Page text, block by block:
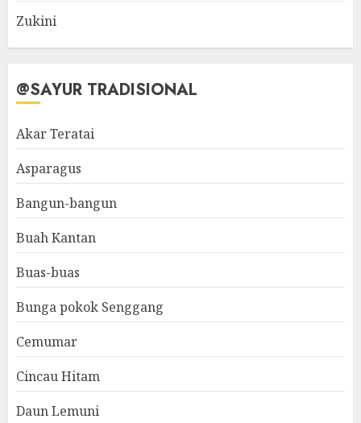
Zukini
@SAYUR TRADISIONAL
Akar Teratai
Asparagus
Bangun-bangun
Buah Kantan
Buas-buas
Bunga pokok Senggang
Cemumar
Cincau Hitam
Daun Lemuni